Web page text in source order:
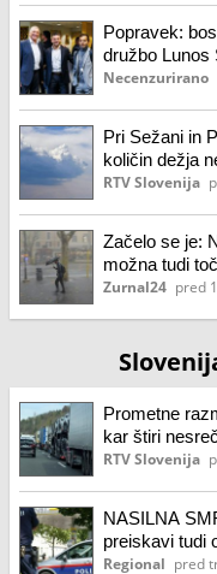
Popravek:
družbo Lunos
Necenzurirano
Pri Sežani in
količin dežja
RTV Slovenija
Začelo se je:
možna tudi
Zurnal24 pred
Prometne
kar štiri
RTV Slovenija
NASILNA
preiskavi tudi
Regional pred